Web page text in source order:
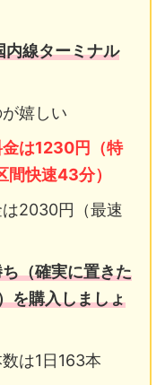
内線ターミナル
嬉しい
は1230円（特
快速43分）
2030円（最速
（確実に置きた
を購入しましょ
は1日163本